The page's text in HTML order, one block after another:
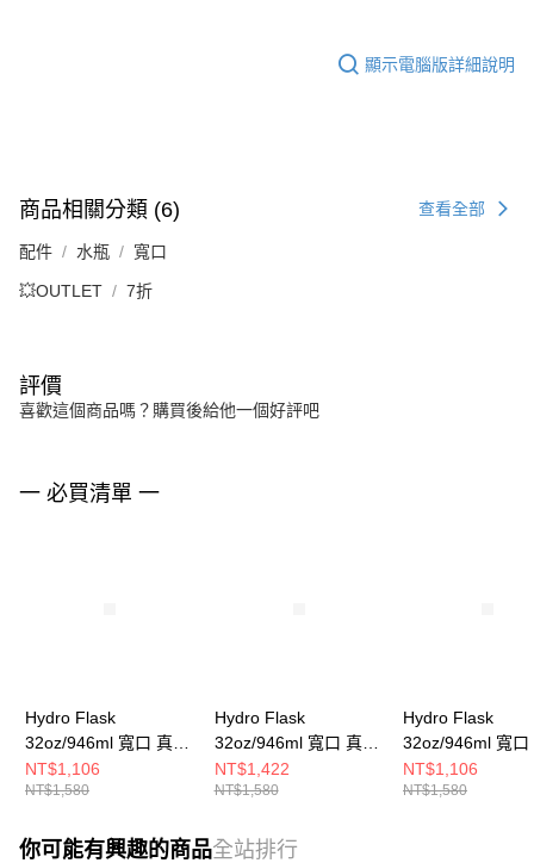
顯示電腦版詳細說明
商品相關分類 (6) 查看全部
配件 水瓶 寬口
💥OUTLET 7折
評價
喜歡這個商品嗎？購買後給他一個好評吧
一 必買清單 一
Hydro Flask
32oz/946ml 寬口 真空
提環 保溫瓶 海草綠
NT$1,106
NT$1,580
Hydro Flask
32oz/946ml 寬口 真空
NT$1,422
NT$1,580
Hydro Flask
32oz/946ml 寬口
提環 保溫瓶 紫藤
NT$1,106
NT$1,580
你可能有興趣的商品全站排行